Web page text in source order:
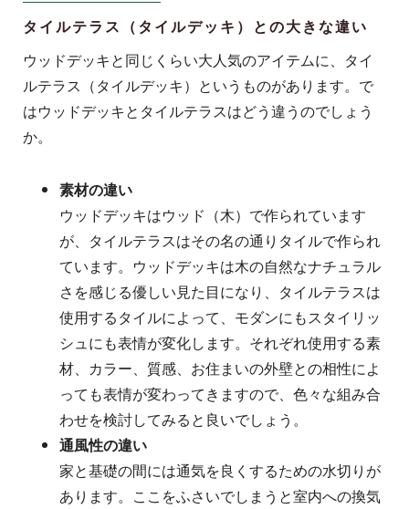
タイルテラス（タイルデッキ）との大きな違い
ウッドデッキと同じくらい大人気のアイテムに、タイ
ルテラス（タイルデッキ）というものがあります。で
はウッドデッキとタイルテラスはどう違うのでしょう
か。
素材の違い
ウッドデッキはウッド（木）で作られています
が、タイルテラスはその名の通りタイルで作られ
ています。ウッドデッキは木の自然なナチュラル
さを感じる優しい見た目になり、タイルテラスは
使用するタイルによって、モダンにもスタイリッ
シュにも表情が変化します。それぞれ使用する素
材、カラー、質感、お住まいの外壁との相性によ
っても表情が変わってきますので、色々な組み合
わせを検討してみると良いでしょう。
通風性の違い
家と基礎の間には通気を良くするための水切りが
あります。ここをふさいでしまうと室内への換気